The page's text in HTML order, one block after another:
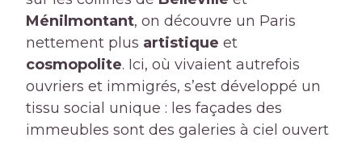
Ménilmontant, on découvre un Paris
nettement plus artistique et
cosmopolite. Ici, où vivaient autrefois
ouvriers et immigrés, s’est développé un
tissu social unique : les façades des
immeubles sont des galeries à ciel ouvert